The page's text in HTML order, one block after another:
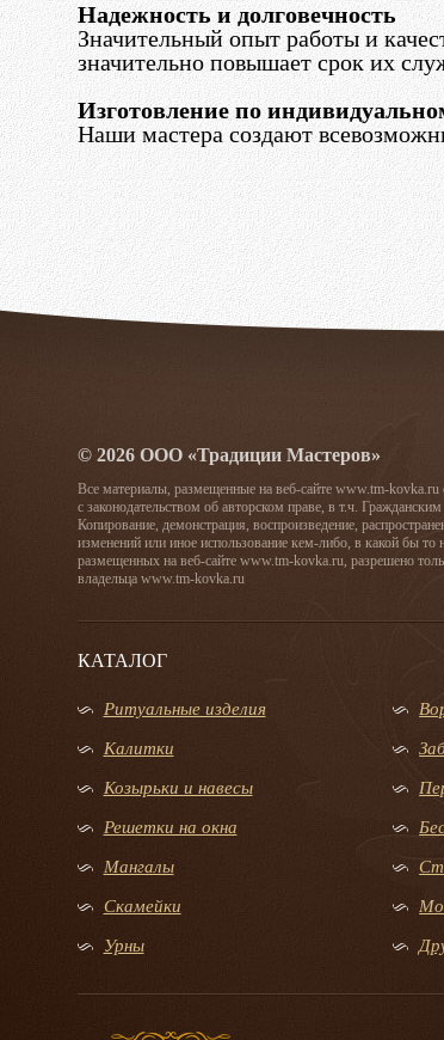
Надежность и долговечность
Значительный опыт работы и
значительно повышает срок их
Изготовление по
Наши мастера создают
© 2026 ООО «Традиции Мастеров»
Все материалы, размещенные на веб-сайте www.tm-kovka.ru
с законодательством об авторском праве, в т.ч.
Копирование, демонстрация, воспроизведение,
изменений или иное использование кем-либо, в какой бы
размещенных на веб-сайте www.tm-kovka.ru, разрешено
владельца www.tm-kovka.ru
КАТАЛОГ
Ритуальные изделия
Калитки
Козырьки и навесы
Решетки на окна
Мангалы
Скамейки
Урны